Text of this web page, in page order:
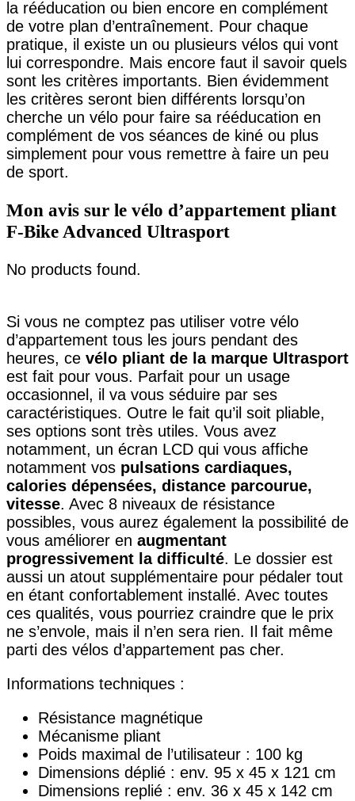
la rééducation ou bien encore en complément
de votre plan d’entraînement. Pour chaque
pratique, il existe un ou plusieurs vélos qui vont
lui correspondre. Mais encore faut il savoir quels
sont les critères importants. Bien évidemment
les critères seront bien différents lorsqu’on
cherche un vélo pour faire sa rééducation en
complément de vos séances de kiné ou plus
simplement pour vous remettre à faire un peu
de sport.
Mon avis sur le vélo d’appartement pliant
F-Bike Advanced Ultrasport
No products found.
Si vous ne comptez pas utiliser votre vélo
d’appartement tous les jours pendant des
heures, ce vélo pliant de la marque Ultrasport
est fait pour vous. Parfait pour un usage
occasionnel, il va vous séduire par ses
caractéristiques. Outre le fait qu’il soit pliable,
ses options sont très utiles. Vous avez
notamment, un écran LCD qui vous affiche
notamment vos pulsations cardiaques,
calories dépensées, distance parcourue,
vitesse. Avec 8 niveaux de résistance
possibles, vous aurez également la possibilité de
vous améliorer en augmentant
progressivement la difficulté. Le dossier est
aussi un atout supplémentaire pour pédaler tout
en étant confortablement installé. Avec toutes
ces qualités, vous pourriez craindre que le prix
ne s’envole, mais il n’en sera rien. Il fait même
parti des vélos d’appartement pas cher.
Informations techniques :
Résistance magnétique
Mécanisme pliant
Poids maximal de l’utilisateur : 100 kg
Dimensions déplié : env. 95 x 45 x 121 cm
Dimensions replié : env. 36 x 45 x 142 cm